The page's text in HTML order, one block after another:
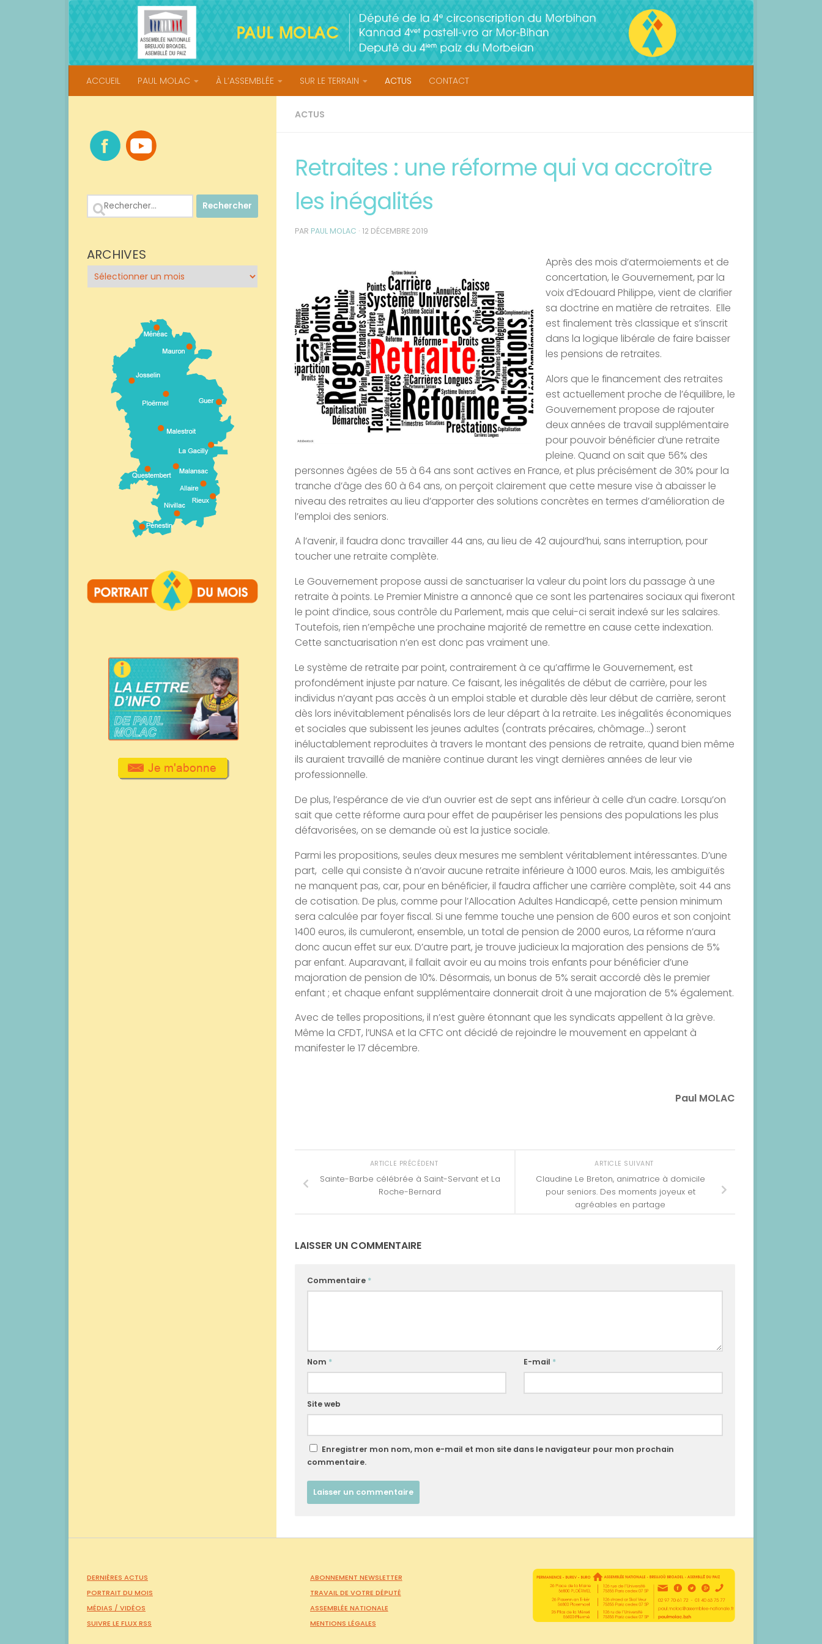
Skip to content
ACCUEIL PAUL MOLAC À L’ASSEMBLÉE SUR LE TERRAIN ACTUS CONTACT
ACTUS
Retraites : une réforme qui va accroître
les inégalités
PAR PAUL MOLAC · 12 DÉCEMBRE 2019
Après des mois d’atermoiements et de
concertation, le Gouvernement, par la
voix d’Edouard Philippe, vient de clarifier
sa doctrine en matière de retraites. Elle
est finalement très classique et s’inscrit
dans la logique libérale de faire baisser
les pensions de retraites.
Alors que le financement des retraites
est actuellement proche de l’équilibre, le
Gouvernement propose de rajouter
deux années de travail supplémentaire
pour pouvoir bénéficier d’une retraite
pleine. Quand on sait que 56% des
personnes âgées de 55 à 64 ans sont actives en France, et plus précisément de 30% pour la
tranche d’âge des 60 à 64 ans, on perçoit clairement que cette mesure vise à abaisser le
niveau des retraites au lieu d’apporter des solutions concrètes en termes d’amélioration de
l’emploi des seniors.
A l’avenir, il faudra donc travailler 44 ans, au lieu de 42 aujourd’hui, sans interruption, pour
toucher une retraite complète.
Le Gouvernement propose aussi de sanctuariser la valeur du point lors du passage à une
retraite à points. Le Premier Ministre a annoncé que ce sont les partenaires sociaux qui fixeront
le point d’indice, sous contrôle du Parlement, mais que celui-ci serait indexé sur les salaires.
Toutefois, rien n’empêche une prochaine majorité de remettre en cause cette indexation.
Cette sanctuarisation n’en est donc pas vraiment une.
Le système de retraite par point, contrairement à ce qu’affirme le Gouvernement, est
profondément injuste par nature. Ce faisant, les inégalités de début de carrière, pour les
individus n’ayant pas accès à un emploi stable et durable dès leur début de carrière, seront
dès lors inévitablement pénalisés lors de leur départ à la retraite. Les inégalités économiques
et sociales que subissent les jeunes adultes (contrats précaires, chômage…) seront
inéluctablement reproduites à travers le montant des pensions de retraite, quand bien même
ils auraient travaillé de manière continue durant les vingt dernières années de leur vie
professionnelle.
De plus, l’espérance de vie d’un ouvrier est de sept ans inférieur à celle d’un cadre. Lorsqu’on
sait que cette réforme aura pour effet de paupériser les pensions des populations les plus
défavorisées, on se demande où est la justice sociale.
Parmi les propositions, seules deux mesures me semblent véritablement intéressantes. D’une
part, celle qui consiste à n’avoir aucune retraite inférieure à 1000 euros. Mais, les ambiguïtés
ne manquent pas, car, pour en bénéficier, il faudra afficher une carrière complète, soit 44 ans
de cotisation. De plus, comme pour l’Allocation Adultes Handicapé, cette pension minimum
sera calculée par foyer fiscal. Si une femme touche une pension de 600 euros et son conjoint
1400 euros, ils cumuleront, ensemble, un total de pension de 2000 euros, La réforme n’aura
donc aucun effet sur eux. D’autre part, je trouve judicieux la majoration des pensions de 5%
par enfant. Auparavant, il fallait avoir eu au moins trois enfants pour bénéficier d’une
majoration de pension de 10%. Désormais, un bonus de 5% serait accordé dès le premier
enfant ; et chaque enfant supplémentaire donnerait droit à une majoration de 5% également.
Avec de telles propositions, il n’est guère étonnant que les syndicats appellent à la grève.
Même la CFDT, l’UNSA et la CFTC ont décidé de rejoindre le mouvement en appelant à
manifester le 17 décembre.
Paul MOLAC
ARTICLE SUIVANT
Claudine Le Breton, animatrice à domicile
pour seniors. Des moments joyeux et
agréables en partage
ARTICLE PRÉCÉDENT
Sainte-Barbe célébrée à Saint-Servant et La
Roche-Bernard
LAISSER UN COMMENTAIRE
Commentaire *
Nom * E-mail *
Site web
Enregistrer mon nom, mon e-mail et mon site dans le navigateur pour mon prochain
commentaire.
Rechercher :
ARCHIVES
Archives
DERNIÈRES ACTUS
PORTRAIT DU MOIS
MÉDIAS / VIDÉOS
SUIVRE LE FLUX RSS
ABONNEMENT NEWSLETTER
TRAVAIL DE VOTRE DÉPUTÉ
ASSEMBLÉE NATIONALE
MENTIONS LÉGALES